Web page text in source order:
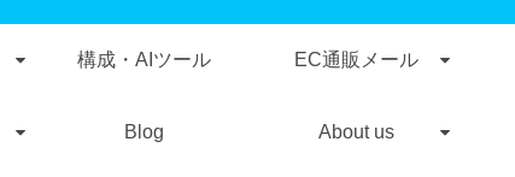
構成・AIツール EC通販メール
Blog About us